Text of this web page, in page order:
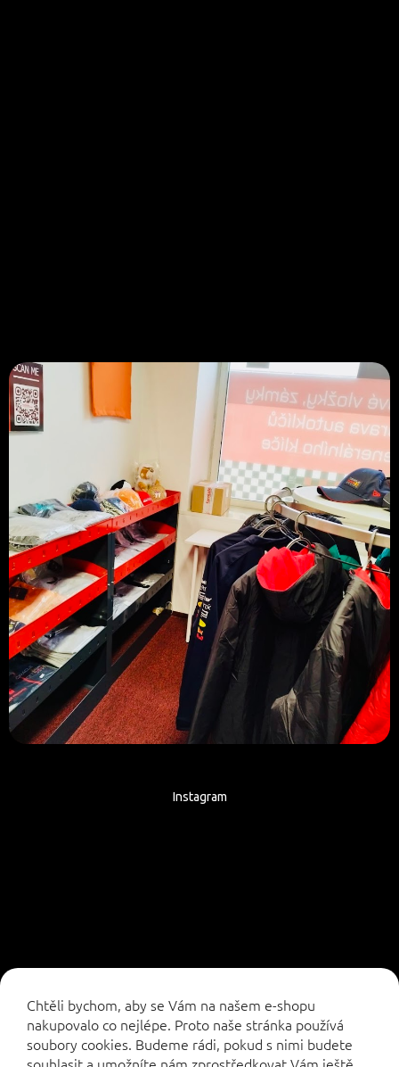
Chtěli bychom, aby se Vám na našem e-shopu
nakupovalo co nejlépe. Proto naše stránka používá
soubory cookies. Budeme rádi, pokud s nimi budete
Instagram